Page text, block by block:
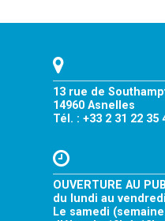
13 rue de
14960 Asnelles
Tél. : +33 2 31 22 35
OUVERTURE AU
du lundi au
Le samedi